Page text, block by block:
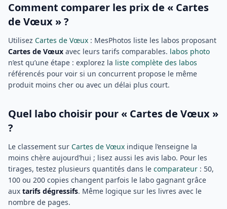
Comment comparer les prix de « Cartes
de Vœux » ?
Utilisez Cartes de Vœux : MesPhotos liste les labos proposant
Cartes de Vœux avec leurs tarifs comparables. labos photo
n’est qu’une étape : explorez la liste complète des labos
référencés pour voir si un concurrent propose le même
produit moins cher ou avec un délai plus court.
Quel labo choisir pour « Cartes de Vœux »
?
Le classement sur Cartes de Vœux indique l’enseigne la
moins chère aujourd’hui ; lisez aussi les avis labo. Pour les
tirages, testez plusieurs quantités dans le comparateur : 50,
100 ou 200 copies changent parfois le labo gagnant grâce
aux tarifs dégressifs. Même logique sur les livres avec le
nombre de pages.